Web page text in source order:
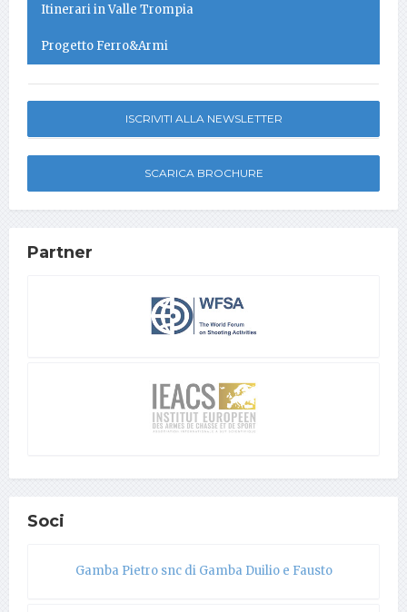
Itinerari in Valle Trompia
Progetto Ferro&Armi
ISCRIVITI ALLA NEWSLETTER
SCARICA BROCHURE
Partner
Soci
Gamba Pietro snc di Gamba Duilio e Fausto